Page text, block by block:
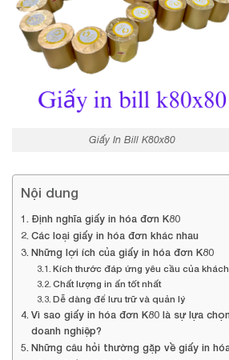
Giấy In Bill K80x80
Nội dung
Định nghĩa giấy in hóa đơn K80
Các loại giấy in hóa đơn khác nhau
Những lợi ích của giấy in hóa đơn K80
Kích thước đáp ứng yêu cầu của
Chất lượng in ấn tốt nhất
Dễ dàng để lưu trữ và quản lý
Vì sao giấy in hóa đơn K80 là sự lựa
doanh nghiệp?
Những câu hỏi thường gặp về giấy in